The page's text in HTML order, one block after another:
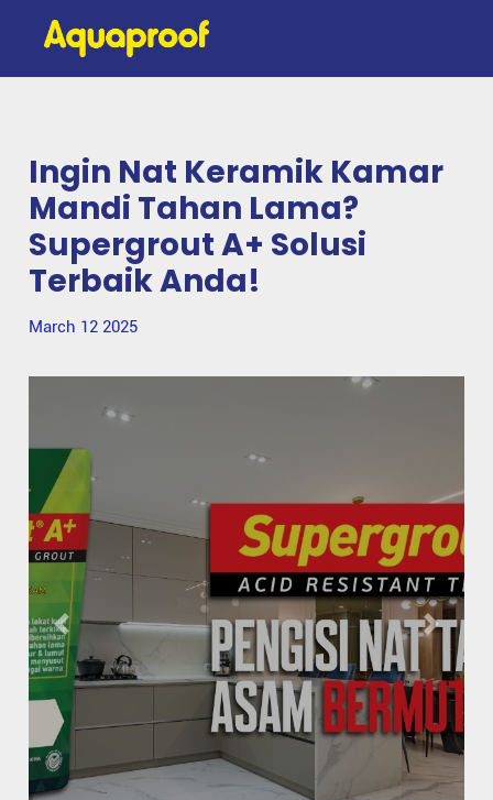
Ingin Nat Keramik Kamar
Mandi Tahan Lama?
Supergrout A+ Solusi
Terbaik Anda!
March 12 2025
Previous Next